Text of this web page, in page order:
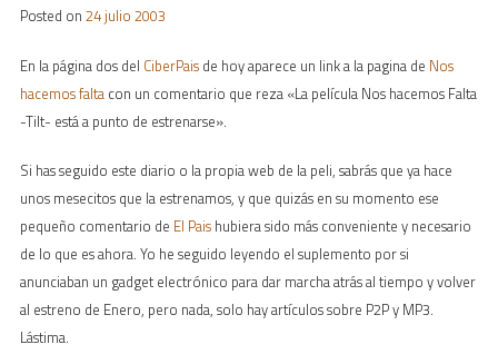
Posted on 24 julio 2003
En la página dos del CiberPaisde hoy aparece un link a la pagina de Nos
hacemos faltacon un comentario que reza «La película Nos hacemos Falta
-Tilt- está a punto de estrenarse».
Si has seguido este diario o la propia web de la peli, sabrás que ya hace
unos mesecitos que la estrenamos, y que quizás en su momento ese
pequeño comentario de El Paishubiera sido más conveniente y necesario
de lo que es ahora. Yo he seguido leyendo el suplemento por si
anunciaban un gadget electrónico para dar marcha atrás al tiempo y volver
al estreno de Enero, pero nada, solo hay artículos sobre P2P y MP3.
Lástima.